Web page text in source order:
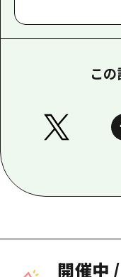
こ
開催中 /